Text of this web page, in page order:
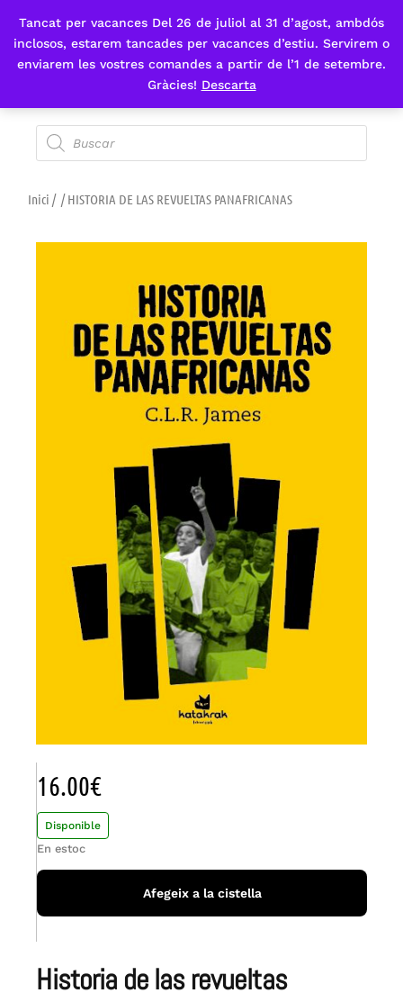
Tancat per vacances Del 26 de juliol al 31 d’agost, ambdós
inclosos, estarem tancades per vacances d’estiu. Servirem o
enviarem les vostres comandes a partir de l’1 de setembre.
Gràcies! Descarta
Fes-te'n sòcia
Inici / / HISTORIA DE LAS REVUELTAS PANAFRICANAS
historia de las revueltas
16.00€
Disponible
En estoc
Afegeix a la cistella